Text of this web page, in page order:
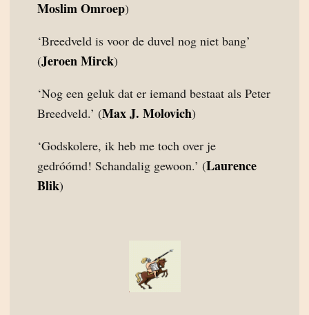
Moslim Omroep)
‘Breedveld is voor de duvel nog niet bang’
(Jeroen Mirck)
‘Nog een geluk dat er iemand bestaat als Peter
Breedveld.’ (Max J. Molovich)
‘Godskolere, ik heb me toch over je
gedróómd! Schandalig gewoon.’ (Laurence
Blik)